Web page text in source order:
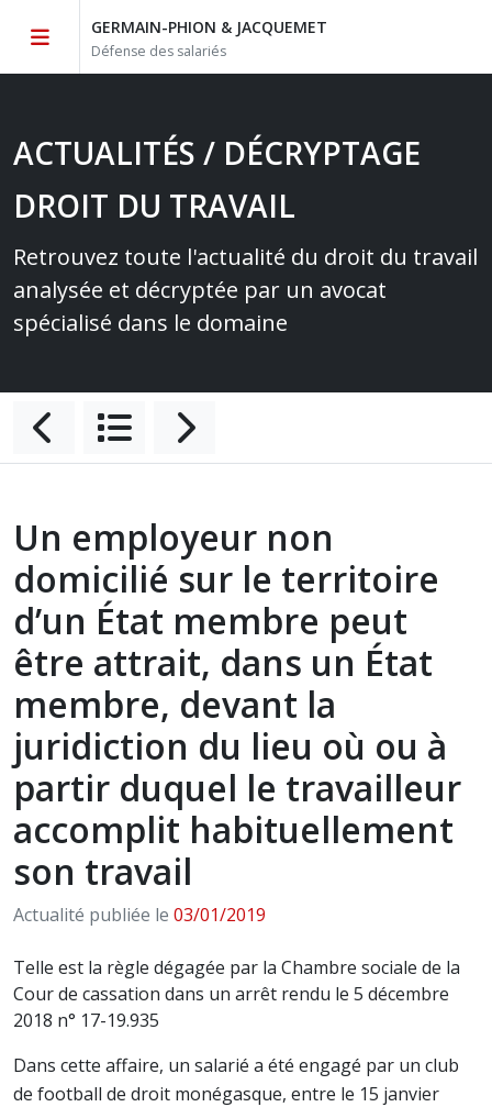
GERMAIN-PHION & JACQUEMET
Défense des salariés
ACTUALITÉS / DÉCRYPTAGE
DROIT DU TRAVAIL
Retrouvez toute l'actualité du droit du travail
analysée et décryptée par un avocat
spécialisé dans le domaine
Un employeur non
domicilié sur le territoire
d’un État membre peut
être attrait, dans un État
membre, devant la
juridiction du lieu où ou à
partir duquel le travailleur
accomplit habituellement
son travail
Actualité publiée le 03/01/2019
Telle est la règle dégagée par la Chambre sociale de la
Cour de cassation dans un arrêt rendu le 5 décembre
2018 n° 17-19.935
Dans cette affaire, un salarié a été engagé par un club
de football de droit monégasque, entre le 15 janvier